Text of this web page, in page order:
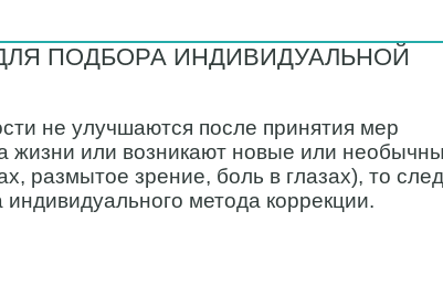
ПОДБОРА ИНДИВИДУАЛЬНОЙ
не улучшаются после принятия мер
жизни или возникают новые или
размытое зрение, боль в глазах), то
метода коррекции.